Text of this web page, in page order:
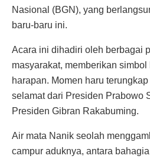
Nasional (BGN), yang
baru-baru ini.
Acara ini dihadiri oleh berbagai
masyarakat, memberikan
harapan. Momen haru
selamat dari Presiden Prabowo
Presiden Gibran Rakabuming.
Air mata Nanik seolah
campur aduknya, antara